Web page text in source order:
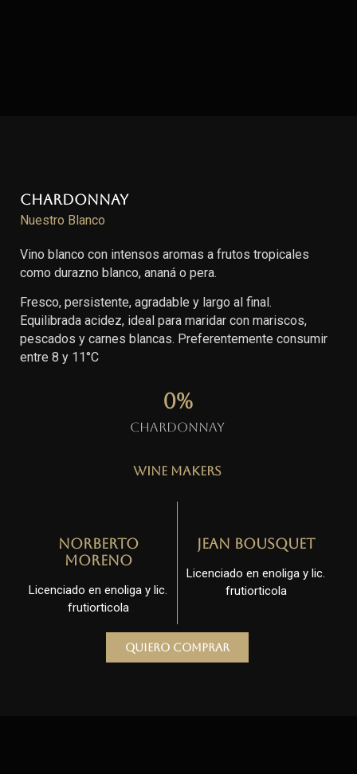
Chardonnay
Nuestro Blanco
Vino blanco con intensos aromas a frutos tropicales
como durazno blanco, ananá o pera.
Fresco, persistente, agradable y largo al final.
Equilibrada acidez, ideal para maridar con mariscos,
pescados y carnes blancas. Preferentemente consumir
entre 8 y 11°C
Chardonnay
0%
Wine Makers
Norberto
Moreno
Licenciado en enoliga y lic.
frutiorticola
Jean Bousquet
Licenciado en enoliga y lic.
frutiorticola
Quiero comprar